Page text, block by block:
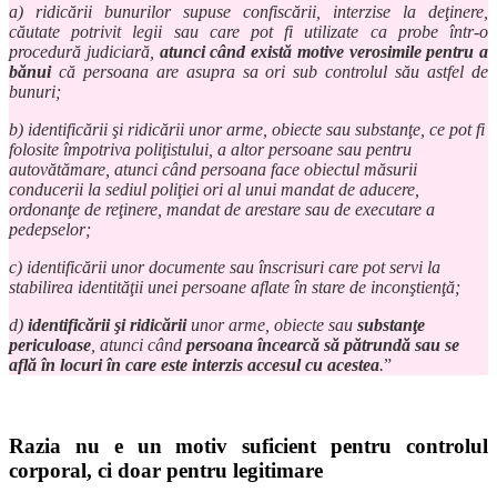
a) ridicării bunurilor supuse confiscării, interzise la deţinere,
căutate potrivit legii sau care pot fi utilizate ca probe într-o
procedură judiciară, atunci când există motive verosimile pentru a
bănui că persoana are asupra sa ori sub controlul său astfel de
bunuri;
b) identificării şi ridicării unor arme, obiecte sau substanţe, ce pot fi
folosite împotriva poliţistului, a altor persoane sau pentru
autovătămare, atunci când persoana face obiectul măsurii
conducerii la sediul poliţiei ori al unui mandat de aducere,
ordonanţe de reţinere, mandat de arestare sau de executare a
pedepselor;
c) identificării unor documente sau înscrisuri care pot servi la
stabilirea identităţii unei persoane aflate în stare de inconştienţă;
d) identificării şi ridicăriiunor arme, obiecte sau substanţe
periculoase , atunci când persoana încearcă să pătrundă sau se
află în locuri în care este interzis accesul cu acestea.”
Razia nu e un motiv suficient pentru controlul
corporal, ci doar pentru legitimare